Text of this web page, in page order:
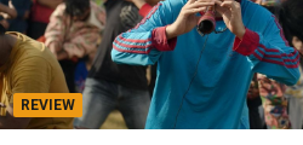
REVIEW